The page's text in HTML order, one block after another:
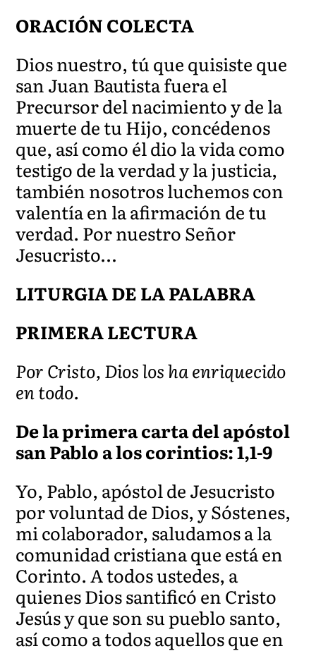
ORACIÓN COLECTA
Dios nuestro, tú que quisiste que
san Juan Bautista fuera el
Precursor del nacimiento y de la
muerte de tu Hijo, concédenos
que, así como él dio la vida como
testigo de la verdad y la justicia,
también nosotros luchemos con
valentía en la afirmación de tu
verdad. Por nuestro Señor
Jesucristo…
LITURGIA DE LA PALABRA
PRIMERA LECTURA
Por Cristo, Dios los ha enriquecido
en todo.
De la primera carta del apóstol
san Pablo a los corintios: 1,1-9
Yo, Pablo, apóstol de Jesucristo
por voluntad de Dios, y Sóstenes,
mi colaborador, saludamos a la
comunidad cristiana que está en
Corinto. A todos ustedes, a
quienes Dios santificó en Cristo
Jesús y que son su pueblo santo,
así como a todos aquellos que en